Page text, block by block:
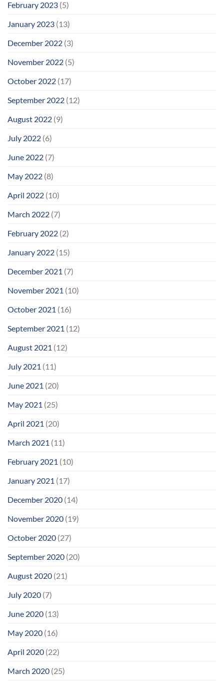
February 2023 (5)
January 2023 (13)
December 2022 (3)
November 2022 (5)
October 2022 (17)
September 2022 (12)
August 2022 (9)
July 2022 (6)
June 2022 (7)
May 2022 (8)
April 2022 (10)
March 2022 (7)
February 2022 (2)
January 2022 (15)
December 2021 (7)
November 2021 (10)
October 2021 (16)
September 2021 (12)
August 2021 (12)
July 2021 (11)
June 2021 (20)
May 2021 (25)
April 2021 (20)
March 2021 (11)
February 2021 (10)
January 2021 (17)
December 2020 (14)
November 2020 (19)
October 2020 (27)
September 2020 (20)
August 2020 (21)
July 2020 (7)
June 2020 (13)
May 2020 (16)
April 2020 (22)
March 2020 (25)